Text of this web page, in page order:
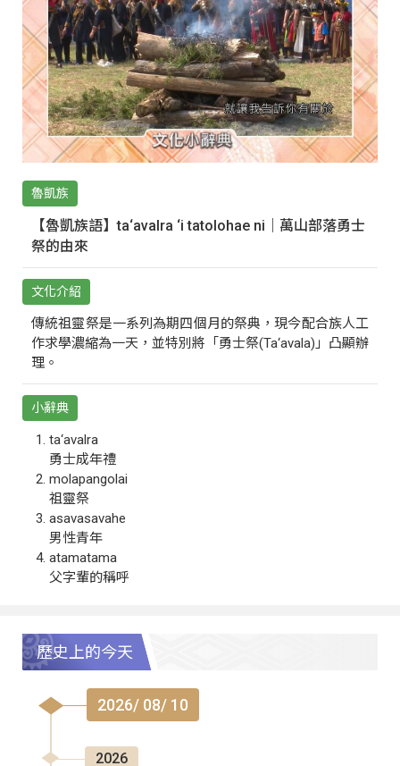
魯凱族
【魯凱族語】ta‘avalra ‘i tatolohae ni｜萬山部落勇士
祭的由來
文化介紹
傳統祖靈祭是一系列為期四個月的祭典，現今配合族人工
作求學濃縮為一天，並特別將「勇士祭(Ta‘avala)」凸顯辦
理。
小辭典
ta‘avalra
勇士成年禮
molapangolai
祖靈祭
asavasavahe
男性青年
atamatama
父字輩的稱呼
歷史上的今天
2026/ 08/ 10
2026